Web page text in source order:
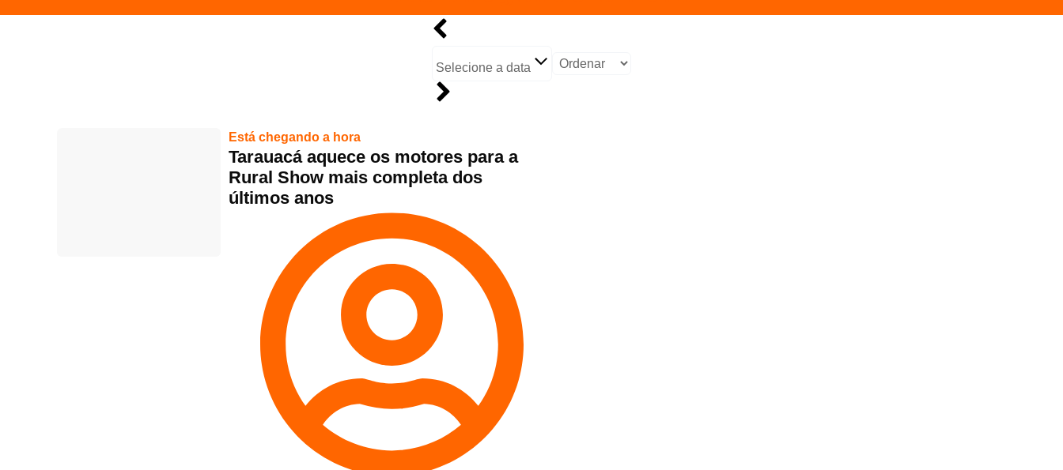
Selecione a data
Está chegando a hora
Tarauacá aquece os motores para a
Rural Show mais completa dos
últimos anos